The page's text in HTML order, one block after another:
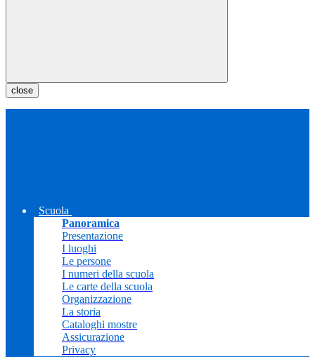
close
Scuola
Panoramica
Presentazione
I luoghi
Le persone
I numeri della scuola
Le carte della scuola
Organizzazione
La storia
Cataloghi mostre
Assicurazione
Privacy